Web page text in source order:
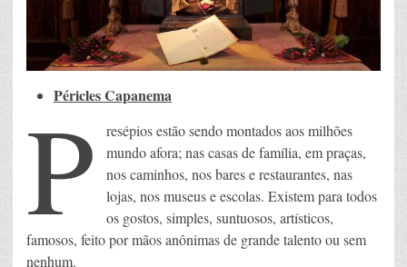
Péricles Capanema
P
resépios estão sendo montados aos milhões
mundo afora; nas casas de família, em praças,
nos caminhos, nos bares e restaurantes, nas
lojas, nos museus e escolas. Existem para todos
os gostos, simples, suntuosos, artísticos,
famosos, feito por mãos anônimas de grande talento ou sem
nenhum.